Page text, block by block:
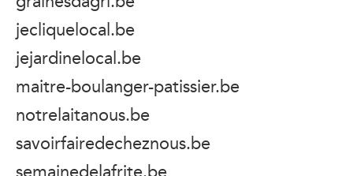
jecliquelocal.be
jejardinelocal.be
maitre-boulanger-patissier.be
notrelaitanous.be
savoirfairedecheznous.be